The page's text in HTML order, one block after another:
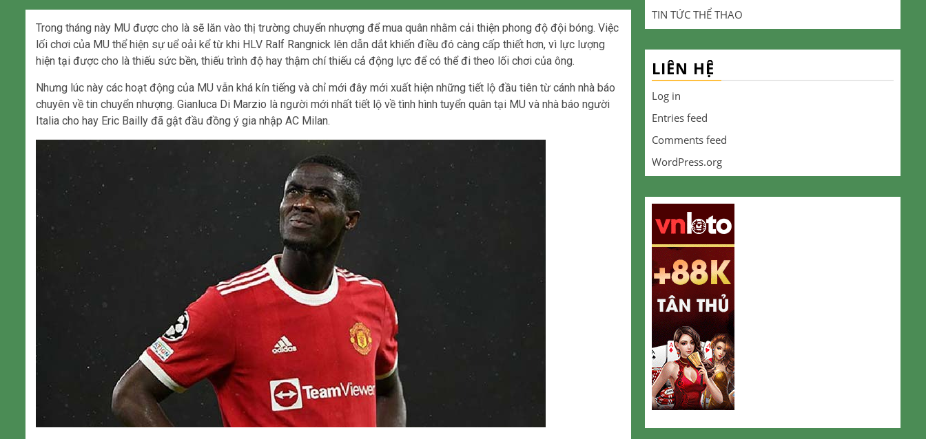
Trong tháng này MU được cho là sẽ lăn vào thị trường chuyển nhượng để mua quân nhằm cải thiện phong độ đội bóng. Việc
lối chơi của MU thể hiện sự uể oải kể từ khi HLV Ralf Rangnick lên dẫn dắt khiến điều đó càng cấp thiết hơn, vì lực lượng
hiện tại được cho là thiếu sức bền, thiếu trình độ hay thậm chí thiếu cả động lực để có thể đi theo lối chơi của ông.
Nhưng lúc này các hoạt động của MU vẫn khá kín tiếng và chỉ mới đây mới xuất hiện những tiết lộ đầu tiên từ cánh nhà báo
chuyên về tin chuyển nhượng. Gianluca Di Marzio là người mới nhất tiết lộ về tình hình tuyển quân tại MU và nhà báo người
Italia cho hay Eric Bailly đã gật đầu đồng ý gia nhập AC Milan.
TIN TỨC THỂ THAO
LIÊN HỆ
Log in
Entries feed
Comments feed
WordPress.org